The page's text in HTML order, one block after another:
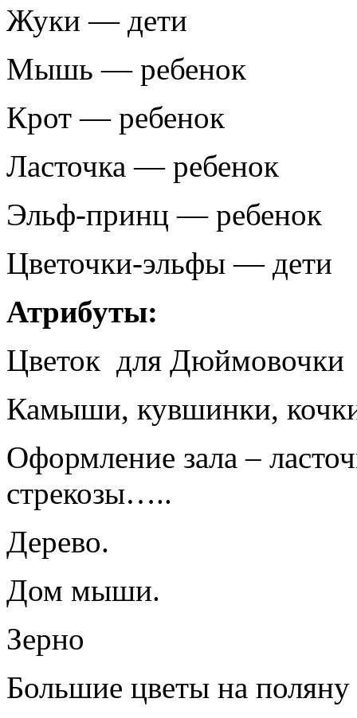
Жуки — дети
Мышь — ребенок
Крот — ребенок
Ласточка — ребенок
Эльф-принц — ребенок
Цветочки-эльфы — дети
Атрибуты:
Цветок для Дюймовочки
Камыши, кувшинки,
Оформление зала –
стрекозы…..
Дерево.
Дом мыши.
Зерно
Большие цветы на поляну